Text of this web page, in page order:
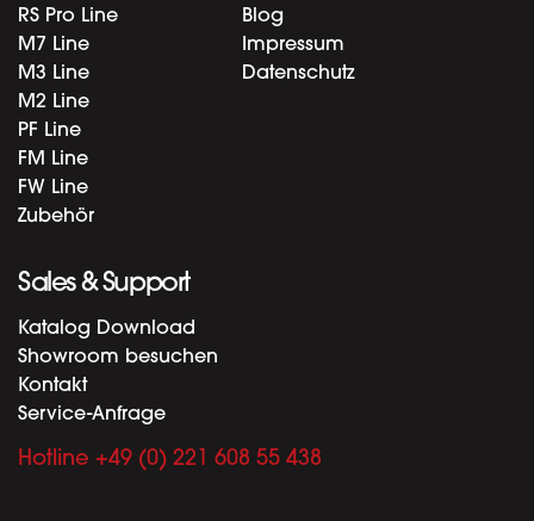
RS Pro Line
M7 Line
M3 Line
M2 Line
PF Line
FM Line
FW Line
Zubehör
Blog
Impressum
Datenschutz
Sales & Support
Katalog Download
Showroom besuchen
Kontakt
Service-Anfrage
Hotline +49 (0) 221 608 55 438